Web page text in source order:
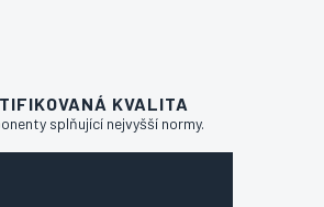
KVALITA
splňující nejvyšší normy.